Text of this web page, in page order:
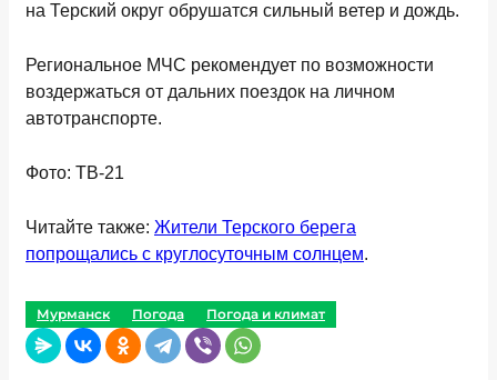
на Терский округ обрушатся сильный ветер и дождь.
Региональное МЧС рекомендует по возможности
воздержаться от дальних поездок на личном
автотранспорте.
Фото: ТВ-21
Читайте также: Жители Терского берега
попрощались с круглосуточным солнцем.
Мурманск Погода Погода и климат